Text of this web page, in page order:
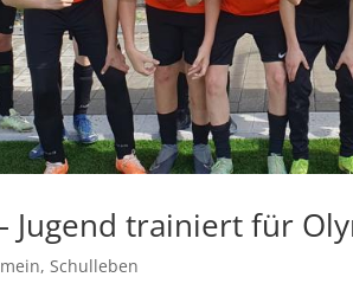
Jugend trainiert für
,Schulleben